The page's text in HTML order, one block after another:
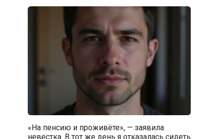
«На пенсию и проживёте», — заявила
невестка. В тот же день я отказалась сидеть